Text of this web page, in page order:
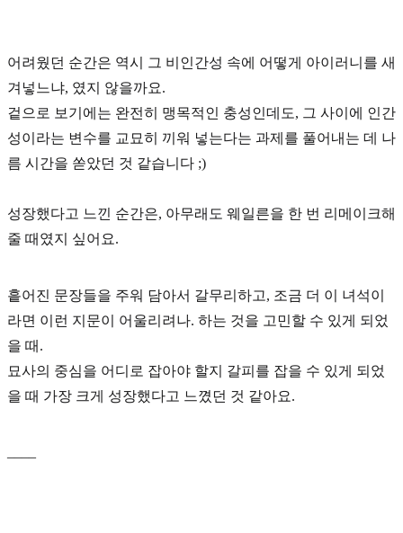
어려웠던 순간은 역시 그 비인간성 속에 어떻게 아이러니 를 새
겨넣느냐, 였지 않을까요.
겉으로 보기에는 완전히 맹목적인 충성인데도, 그 사이에 인간
성이라는 변수를 교묘히 끼워 넣는다는 과제를 풀어내는 데 나
름 시간을 쏟았던 것 같습니다 ;)
성장했다고 느낀 순간은, 아무래도 웨일른을 한 번 리메이크해
줄 때였지 싶어요.
흩어진 문장들을 주워 담아서 갈무리하고, 조금 더 이 녀석이
라면 이런 지문이 어울리려나. 하는 것을 고민할 수 있게 되었
을 때.
묘사의 중심을 어디로 잡아야 할지 갈피를 잡을 수 있게 되었
을 때 가장 크게 성장했다고 느꼈던 것 같아요.